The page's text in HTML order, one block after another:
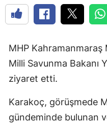
MHP
Milli Savunma Bakanı
ziyaret etti.
Karakoç, görüşmede
gündeminde bulunan